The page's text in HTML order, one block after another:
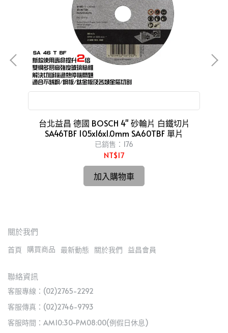
台北益昌 德國 BOSCH 4" 砂輪片 白鐵切片
SA46TBF 105x16x1.0mm SA60TBF 單片
已銷售：176
NT$17
加入購物車
關於我們
首頁 購買商品 最新動態 關於我們 益昌會員
聯絡資訊
客服專線：(02)2765-2292
客服傳真：(02)2746-9793
客服時間：AM10:30~PM08:00(例假日休息)